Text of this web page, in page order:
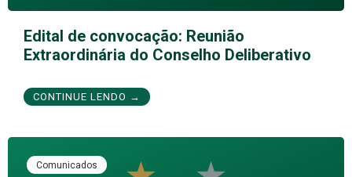
Edital de convocação: Reunião
Extraordinária do Conselho Deliberativo
CONTINUE LENDO →
Comunicados